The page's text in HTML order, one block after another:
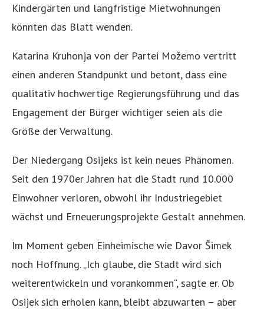
Kindergärten und langfristige Mietwohnungen
könnten das Blatt wenden.
Katarina Kruhonja von der Partei Možemo vertritt
einen anderen Standpunkt und betont, dass eine
qualitativ hochwertige Regierungsführung und das
Engagement der Bürger wichtiger seien als die
Größe der Verwaltung.
Der Niedergang Osijeks ist kein neues Phänomen.
Seit den 1970er Jahren hat die Stadt rund 10.000
Einwohner verloren, obwohl ihr Industriegebiet
wächst und Erneuerungsprojekte Gestalt annehmen.
Im Moment geben Einheimische wie Davor Šimek
noch Hoffnung. „Ich glaube, die Stadt wird sich
weiterentwickeln und vorankommen“, sagte er. Ob
Osijek sich erholen kann, bleibt abzuwarten – aber